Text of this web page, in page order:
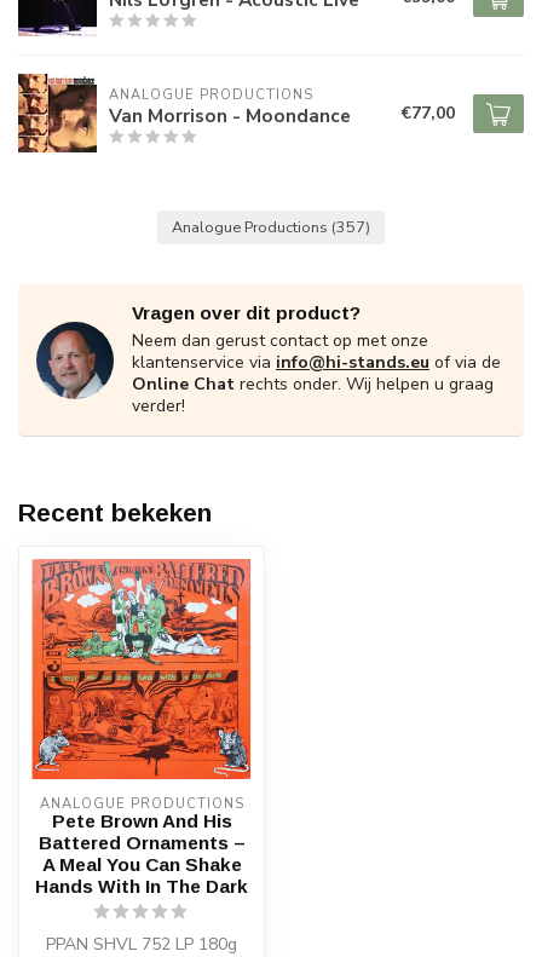
ANALOGUE PRODUCTIONS
Van Morrison - Moondance €77,00
Analogue Productions (357)
Vragen over dit product?
Neem dan gerust contact op met onze
klantenservice via info@hi-stands.eu of via de
Online Chat rechts onder. Wij helpen u graag
verder!
Recent bekeken
ANALOGUE PRODUCTIONS
Pete Brown And His
Battered Ornaments –
A Meal You Can Shake
Hands With In The Dark
PPAN SHVL 752 LP 180g